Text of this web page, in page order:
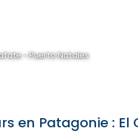
- Puerto Natales
en Patagonie :